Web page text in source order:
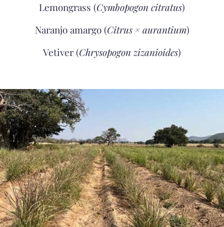
Lemongrass (Cymbopogon citratus)
Naranjo amargo (Citrus × aurantium)
Vetiver (Chrysopogon zizanioides)